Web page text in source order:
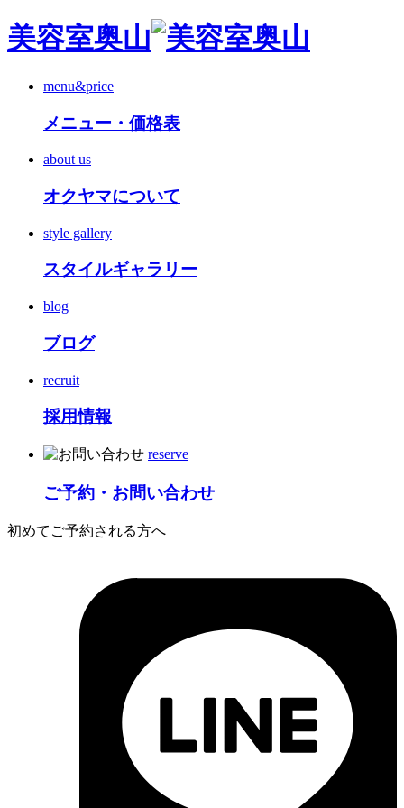
美容室奥山
menu&price
メニュー・価格表
about us
オクヤマについて
style gallery
スタイルギャラリー
blog
ブログ
recruit
採用情報
reserve
ご予約・お問い合わせ
初めてご予約される方へ